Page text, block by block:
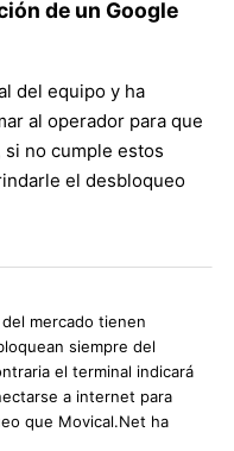
de un Google
del equipo y ha
al operador para que
no cumple estos
el desbloqueo
mercado tienen
siempre del
el terminal indicará
a internet para
que Movical.Net ha